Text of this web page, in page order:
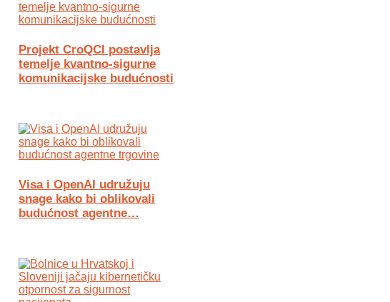
Projekt CroQCI postavlja
temelje kvantno-sigurne
komunikacijske budućnosti
Visa i OpenAI udružuju
snage kako bi oblikovali
budućnost agentne…